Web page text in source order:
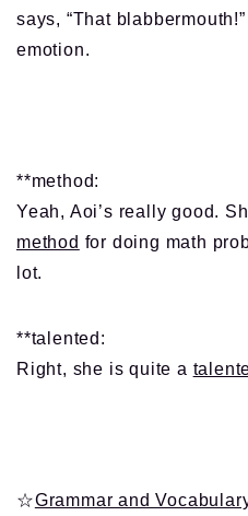
says, “That
emotion.
**method:
Yeah, Aoi’s really good.
method for doing math
lot.
**talented:
Right, she is quite a
☆Grammar and